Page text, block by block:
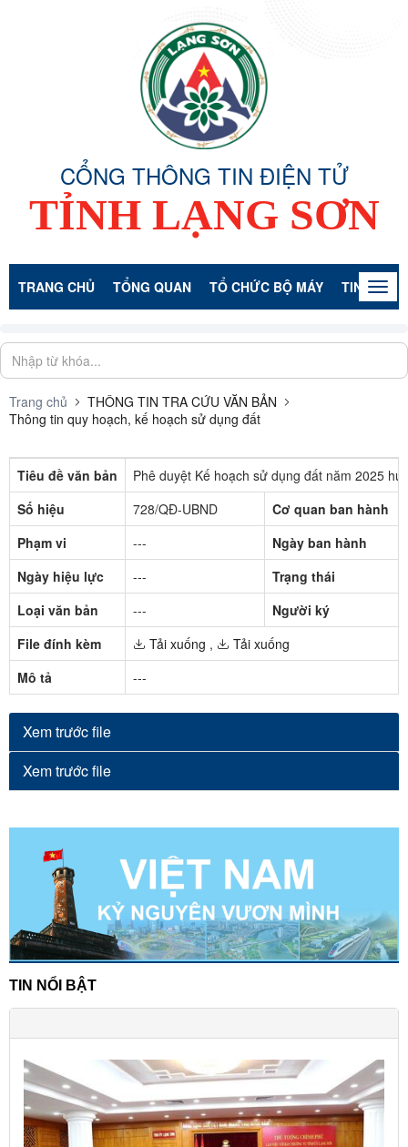
CỔNG THÔNG TIN ĐIỆN TỬ
TỈNH LẠNG SƠN
TRANG CHỦ TỔNG QUAN TỔ CHỨC BỘ MÁY TIN TỨC -
Trang chủ
THÔNG TIN TRA CỨU VĂN BẢN
Thông tin quy hoạch, kế hoạch sử dụng đất
Tiêu đề văn bản
Phê duyệt Kế hoạch sử dụng đất năm 2025
Số hiệu
728/QĐ-UBND
Cơ quan ban hành
Phạm vi
---
Ngày ban hành
Ngày hiệu lực
---
Trạng thái
Loại văn bản
---
Người ký
File đính kèm
Tải xuống ,
Tải xuống
Mô tả
---
Xem trước file
Xem trước file
TIN NỔI BẬT